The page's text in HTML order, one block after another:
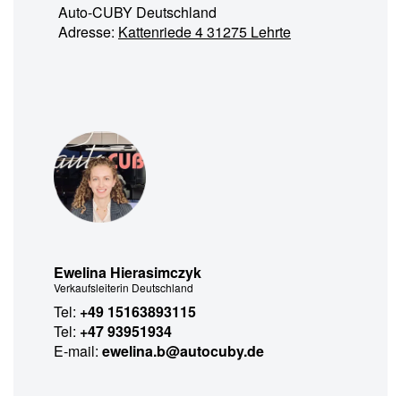
Auto-CUBY Deutschland
Adresse: Kattenriede 4 31275 Lehrte
Ewelina Hierasimczyk
Verkaufsleiterin Deutschland
Tel: +49 15163893115
Tel: +47 93951934
E-mail: ewelina.b@autocuby.de